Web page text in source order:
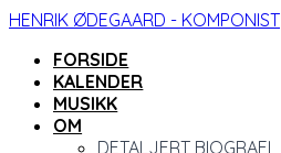
HENRIK ØDEGAARD - KOMPONIST
FORSIDE
KALENDER
MUSIKK
OM
DETALJERT BIOGRAFI